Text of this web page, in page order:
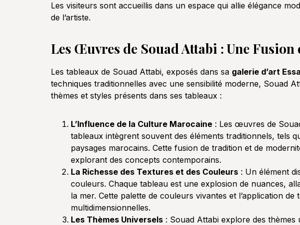
Les visiteurs sont accueillis dans un espace qui allie élégance
de l’artiste.
Les Œuvres de Souad Attabi : Une
Les tableaux de Souad Attabi, exposés dans sa galerie d’art
techniques traditionnelles avec une sensibilité moderne, Souad
thèmes et styles présents dans ses tableaux :
L’Influence de la Culture Marocaine : Les œuvres de
tableaux intègrent souvent des éléments traditionnels, tels
paysages marocains. Cette fusion de tradition et de
explorant des concepts contemporains.
La Richesse des Textures et des Couleurs : Un élément
couleurs. Chaque tableau est une explosion de nuances,
la mer. Cette palette de couleurs vivantes et l’application
multidimensionnelles.
Les Thèmes Universels : Souad Attabi explore des thèmes